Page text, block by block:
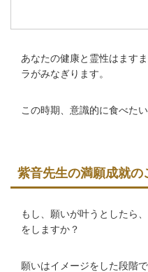
あなたの健康と霊性はます
ラがみなぎります。
この時期、意識的に食べた
紫音先生の満願成就の
もし、願いが叶うとしたら
をしますか？
願いはイメージをした段階